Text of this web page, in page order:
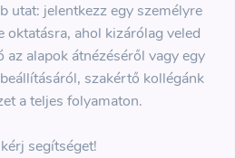
utat: jelentkezz egy személyre
ahol kizárólag veled
alapok átnézéséről vagy egy
szakértő kollégánk
a teljes folyamaton.
segítséget!